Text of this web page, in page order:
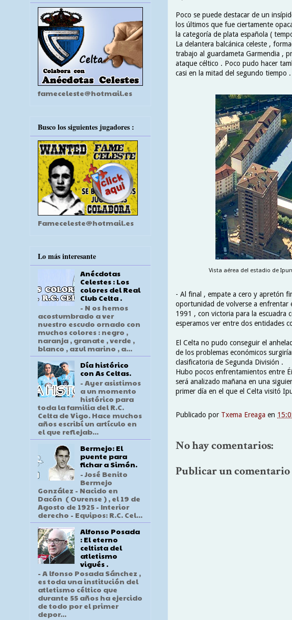
Poco se puede destacar de un
los últimos que fue ciertamente
la categoría de plata española (
La delantera balcánica celeste ,
trabajo al guardameta Garmendia ,
ataque céltico . Poco pudo hacer
casi en la mitad del segundo tiempo .
Vista aérea del estadio de
- Al final , empate a cero y apretón
oportunidad de volverse a enfrentar
1991 , con victoria para la escuadra
esperamos ver entre dos entidades
El Celta no pudo conseguir el
de los problemas económicos
clasificatoria de Segunda División .
Hubo pocos enfrentamientos entre
será analizado mañana en una
primer día en el que el Celta visitó
Publicado por Txema Ereaga en
No hay comentarios:
Publicar un comentario
fameceleste@hotmail.es
Busco los siguientes jugadores :
Fameceleste@hotmail.es
Lo más interesante
Anécdotas
Celestes : Los
colores del Real
Club Celta .
- N os hemos
acostumbrado a ver
nuestro escudo ornado con
muchos colores : negro ,
naranja , granate , verde ,
blanco , azul marino , a...
Día histórico
con As Celtas.
- Ayer asistimos
a un momento
histórico para
toda la familia del R.C.
Celta de Vigo. Hace muchos
años escribí un artículo en
el que reflejab...
Bermejo: El
puente para
fichar a Simón.
- José Benito
Bermejo
González - Nacido en
Dacón ( Ourense ) , el 19 de
Agosto de 1925 - Interior
derecho - Equipos: R.C. Cel...
Alfonso Posada
: El eterno
celtista del
atletismo
vigués .
- A lfonso Posada Sánchez ,
es toda una institución del
atletismo céltico que
durante 55 años ha ejercido
de todo por el primer
depor...